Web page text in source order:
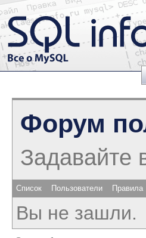
Форум
Задавайте
Список Пользователи Правила
Вы не зашли.